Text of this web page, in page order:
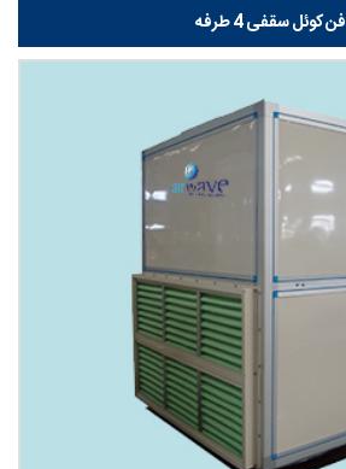
فن کوئل سقفی 4 طرفه